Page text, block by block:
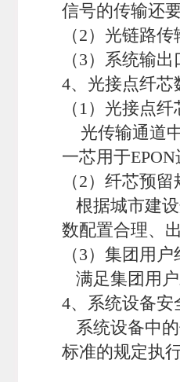
信号的传输还
（2）光链路
（3）系统输
4、光接点纤芯
（1）光接点
光传输通道
一芯用于
（2）纤芯预
根据城市建
数配置合理、
（3）集团用
满足集团用
4、系统设备安
系统设备中的
标准的规定执